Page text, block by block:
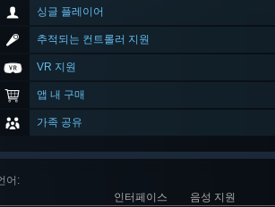
싱글 플레이어
추적되는 컨트롤러 지원
VR 지원
앱 내 구매
가족 공유
어 :
인터페이스
음성 지원